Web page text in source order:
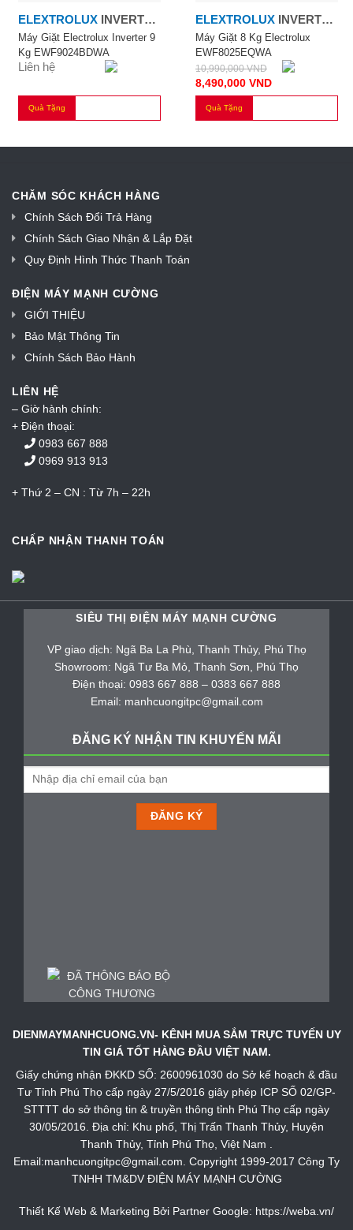
ELEXTROLUX INVERTER
9.0KG
Máy Giặt Electrolux Inverter 9
Kg EWF9024BDWA
Liên hệ
Quà Tặng
ELEXTROLUX INVERTER
8.0KG
Máy Giặt 8 Kg Electrolux
EWF8025EQWA
10,990,000VND
8,490,000 VND
Quà Tặng
CHĂM SÓC KHÁCH HÀNG
Chính Sách Đổi Trả Hàng
Chính Sách Giao Nhận & Lắp Đặt
Quy Định Hình Thức Thanh Toán
ĐIỆN MÁY MẠNH CƯỜNG
GIỚI THIỆU
Bảo Mật Thông Tin
Chính Sách Bảo Hành
LIÊN HỆ
– Giờ hành chính:
+ Điện thoại:
0983 667 888
0969 913 913
+ Thứ 2 – CN : Từ 7h – 22h
CHẤP NHẬN THANH TOÁN
SIÊU THỊ ĐIỆN MÁY MẠNH CƯỜNG
VP giao dịch: Ngã Ba La Phù, Thanh Thủy, Phú Thọ
Showroom: Ngã Tư Ba Mỏ, Thanh Sơn, Phú Thọ
Điện thoại: 0983 667 888 – 0383 667 888
Email: manhcuongitpc@gmail.com
ĐĂNG KÝ NHẬN TIN KHUYẾN MÃI
DIENMAYMANHCUONG.VN- KÊNH MUA SẮM TRỰC TUYẾN UY
TIN GIÁ TỐT HÀNG ĐẦU VIỆT NAM.
Giấy chứng nhận ĐKKD SỐ: 2600961030 do Sở kế hoạch & đầu
Tư Tỉnh Phú Thọ cấp ngày 27/5/2016 giây phép ICP SỐ 02/GP-
STTTT do sở thông tin & truyền thông tỉnh Phú Thọ cấp ngày
30/05/2016. Địa chỉ: Khu phố, Thị Trấn Thanh Thủy, Huyện
Thanh Thủy, Tỉnh Phú Thọ, Việt Nam .
Email:manhcuongitpc@gmail.com. Copyright 1999-2017 Công Ty
TNHH TM&DV ĐIỆN MÁY MẠNH CƯỜNG
Thiết Kế Web & Marketing Bởi Partner Google: https://weba.vn/